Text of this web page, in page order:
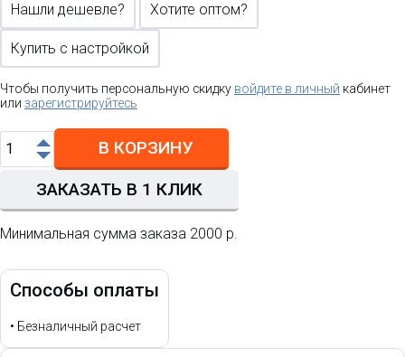
Нашли дешевле? Хотите оптом?
Купить с настройкой
Чтобы получить персональную скидку войдите в личный кабинет
или зарегистрируйтесь
В КОРЗИНУ
ЗАКАЗАТЬ В 1 КЛИК
Минимальная сумма заказа 2000 р.
Способы оплаты
• Безналичный расчет